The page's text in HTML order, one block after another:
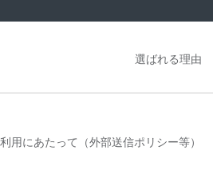
選ばれる理由
用にあたって（外部送信ポリシー等）